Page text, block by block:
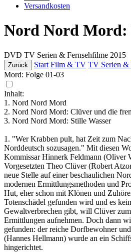
Versandkosten
Nord Nord Mord:
DVD TV Serien & Fernsehfilme 2015
Zurück Start Film & TV TV Serien &
Mord: Folge 01-03
Inhalt:
1. Nord Nord Mord
2. Nord Nord Mord: Clüver und die
3. Nord Nord Mord: Stille Wasser
1. "Wer Krabben pult, hat Zeit zum
Norddeutsch sozusagen." Mit diesen
Kommissar Hinnerk Feldmann (Oliver
Vorgesetzten Theo Clüver (Robert
neue Stelle auf einer beschaulichen
modernen Ermittlungsmethoden und
Hut, eher schon mit Klönen und
Totenschädel gefunden wird und es
Gewaltverbrechen gibt, will Clüver
Ermittlungen aufnehmen. Doch dann
gefunden: der reiche Dorfbewohner
(Hannes Hellmann) wurde an ein
hingerichtet.